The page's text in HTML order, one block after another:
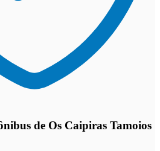
de Os Caipiras Tamoios